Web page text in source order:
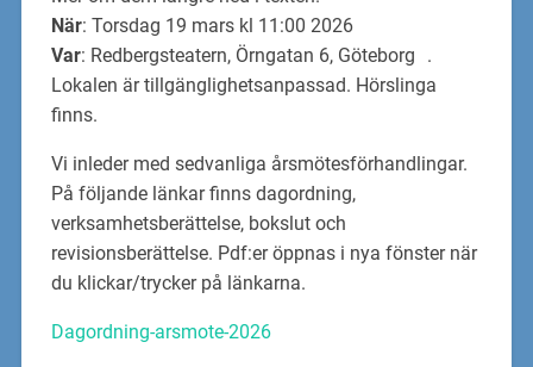
När: Torsdag 19 mars kl 11:00 2026
Var: Redbergsteatern, Örngatan 6, Göteborg .
Lokalen är tillgänglighetsanpassad. Hörslinga
finns.
Vi inleder med sedvanliga årsmötesförhandlingar.
På följande länkar finns dagordning,
verksamhetsberättelse, bokslut och
revisionsberättelse. Pdf:er öppnas i nya fönster när
du klickar/trycker på länkarna.
Dagordning-arsmote-2026